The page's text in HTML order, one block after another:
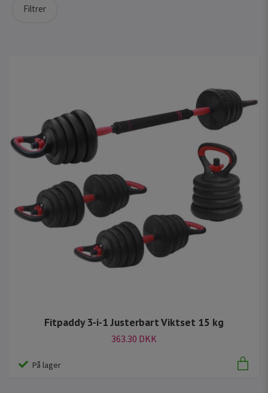
Filtrer
Fitpaddy 3-i-1 Justerbart Viktset 15 kg
363.30 DKK
På lager